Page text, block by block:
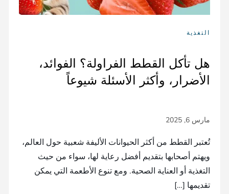
التغذية
هل تأكل القطط الفراولة؟ الفوائد،
الأضرار، وأكثر الأسئلة شيوعاً
تُعتبر القطط من أكثر الحيوانات الأليفة شعبية حول العالم،
ويهتم أصحابها بتقديم أفضل رعاية لها، سواء من حيث
التغذية أو العناية الصحية. ومع تنوع الأطعمة التي يمكن
تقديمها […]